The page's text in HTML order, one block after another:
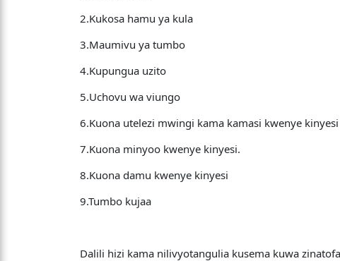
2.Kukosa hamu ya kula
3.Maumivu ya tumbo
4.Kupungua uzito
5.Uchovu wa viungo
6.Kuona utelezi mwingi kama kamasi kwenye kinyesi
7.Kuona minyoo kwenye kinyesi.
8.Kuona damu kwenye kinyesi
9.Tumbo kujaa
Dalili hizi kama nilivyotangulia kusema kuwa